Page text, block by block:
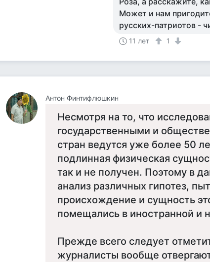
Может и нам
русских-патриотов -
11 лет 1
Антон Финтифлюшкин
Несмотря на то, что
государственными и
стран ведутся уже более 50
подлинная физическая
так и не получен. Поэтому в
анализ различных гипотез,
происхождение и сущность
помещались в иностранной и
Прежде всего следует
журналисты вообще